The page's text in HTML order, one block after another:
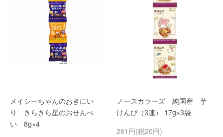
メイシーちゃんのおきにい
り きらきら星のおせんべ
い 8g×4
ノースカラーズ 純国産 芋
けんぴ（3連） 17g×3袋
281円(税20円)